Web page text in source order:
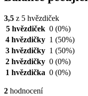
3,5 z 5 hvězdiček
5 hvězdiček 0 (0%)
4 hvězdičky 1 (50%)
3 hvězdičky 1 (50%)
2 hvězdičky 0 (0%)
1 hvězdička 0 (0%)
2 hodnocení